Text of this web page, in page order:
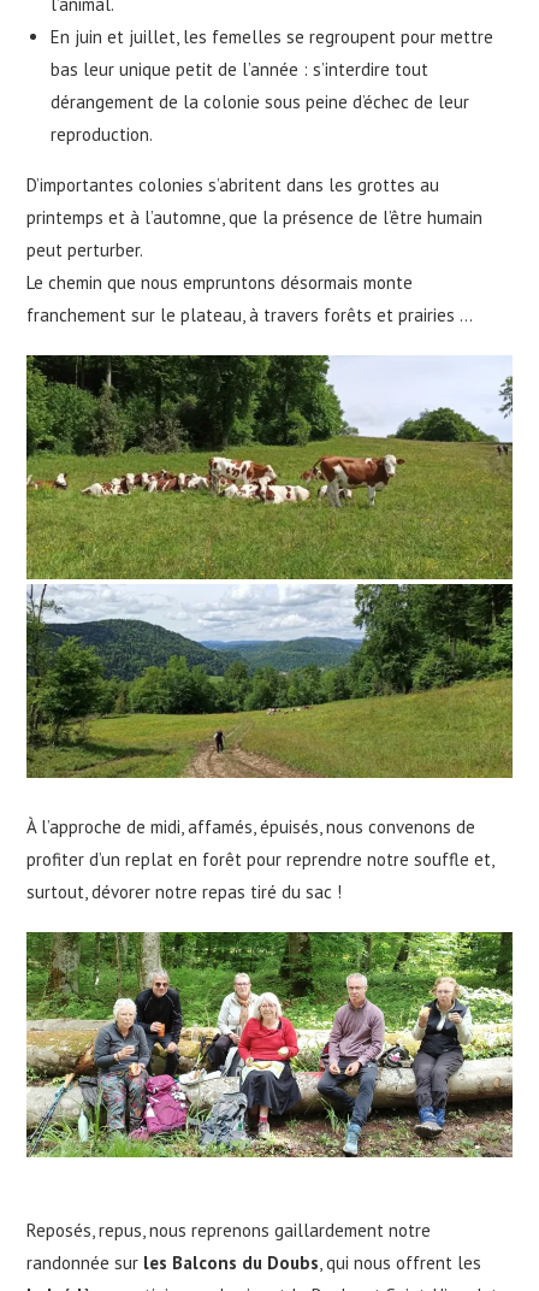
En juin et juillet, les femelles se regroupent pour mettre
bas leur unique petit de l’année : s’interdire tout
dérangement de la colonie sous peine d’échec de leur
reproduction.
D’importantes colonies s’abritent dans les grottes au
printemps et à l’automne, que la présence de l’être humain
peut perturber.
Le chemin que nous empruntons désormais monte
franchement sur le plateau, à travers forêts et prairies …
À l’approche de midi, affamés, épuisés, nous convenons de
profiter d’un replat en forêt pour reprendre notre souffle et,
surtout, dévorer notre repas tiré du sac !
Reposés, repus, nous reprenons gaillardement notre
randonnée sur les Balcons du Doubs, qui nous offrent les